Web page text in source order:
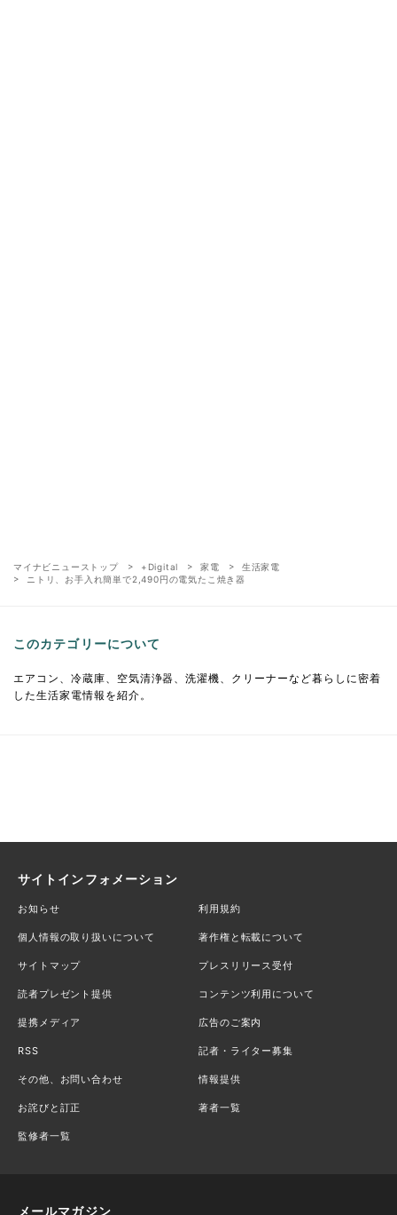
マイナビニューストップ +Digital 家電
生活家電
ニトリ、お手入れ簡単で2,490円の電気たこ焼き器
このカテゴリーについて
エアコン、冷蔵庫、空気清浄器、洗濯機、クリーナーなど暮らしに密着
した生活家電情報を紹介。
サイトインフォメーション
お知らせ 利用規約
個人情報の取り扱いについて 著作権と転載について
サイトマップ プレスリリース受付
読者プレゼント提供 コンテンツ利用について
提携メディア 広告のご案内
RSS 記者・ライター募集
その他、お問い合わせ 情報提供
お詫びと訂正 著者一覧
監修者一覧
メールマガジン